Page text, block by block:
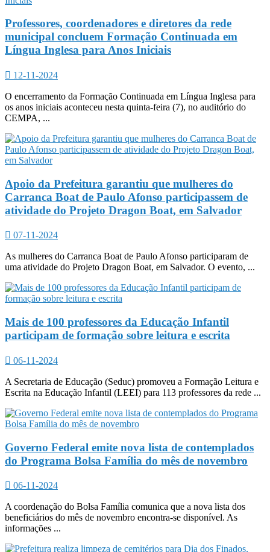
Professores, coordenadores e diretores da rede
municipal concluem Formação Continuada em
Língua Inglesa para Anos Iniciais
12-11-2024
O encerramento da Formação Continuada em Língua Inglesa para
os anos iniciais aconteceu nesta quinta-feira (7), no auditório do
CEMPA, ...
Apoio da Prefeitura garantiu que mulheres do
Carranca Boat de Paulo Afonso participassem de
atividade do Projeto Dragon Boat, em Salvador
07-11-2024
As mulheres do Carranca Boat de Paulo Afonso participaram de
uma atividade do Projeto Dragon Boat, em Salvador. O evento, ...
Mais de 100 professores da Educação Infantil
participam de formação sobre leitura e escrita
06-11-2024
A Secretaria de Educação (Seduc) promoveu a Formação Leitura e
Escrita na Educação Infantil (LEEI) para 113 professores da rede ...
Governo Federal emite nova lista de contemplados
do Programa Bolsa Família do mês de novembro
06-11-2024
A coordenação do Bolsa Família comunica que a nova lista dos
beneficiários do mês de novembro encontra-se disponível. As
informações ...